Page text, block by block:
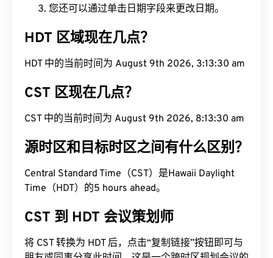
您还可以通过单击日期字段来更改日期。
HDT 区域现在几点？
HDT 中的当前时间为 August 9th 2026, 3:13:31 am
CST 区现在几点？
CST 中的当前时间为 August 9th 2026, 8:13:31 am
源时区和目标时区之间有什么区别？
Central Standard Time（CST）是Hawaii Daylight
Time（HDT）的5 hours ahead。
CST 到 HDT 会议策划师
将 CST 转换为 HDT 后，点击“复制链接”按钮即可与